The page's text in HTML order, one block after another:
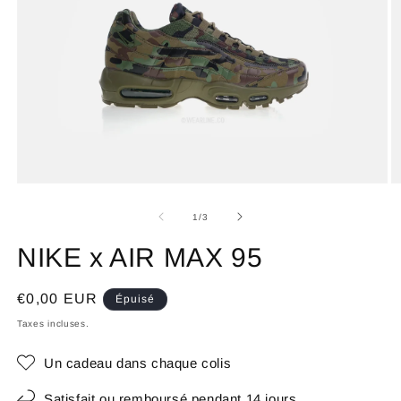
1/de
3
NIKE x AIR MAX 95
Prix
habituel
€0,00 EUR Épuisé
Taxes incluses.
Un cadeau dans chaque colis